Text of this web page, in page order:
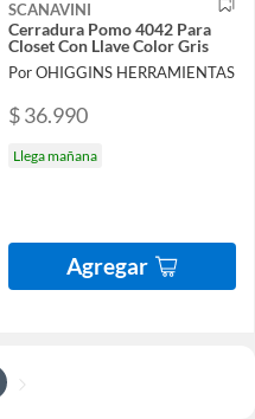
SCANAVINI
Cerradura Pomo 4042 Para
Closet Con Llave Color Gris
Por OHIGGINS HERRAMIENTAS
$ 36.990
Llega mañana
Agregar